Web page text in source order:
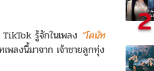
รู้จักในเพลง “โดนัท
ลงนี้มาจาก เจ้าชายลูกทุ่ง
2